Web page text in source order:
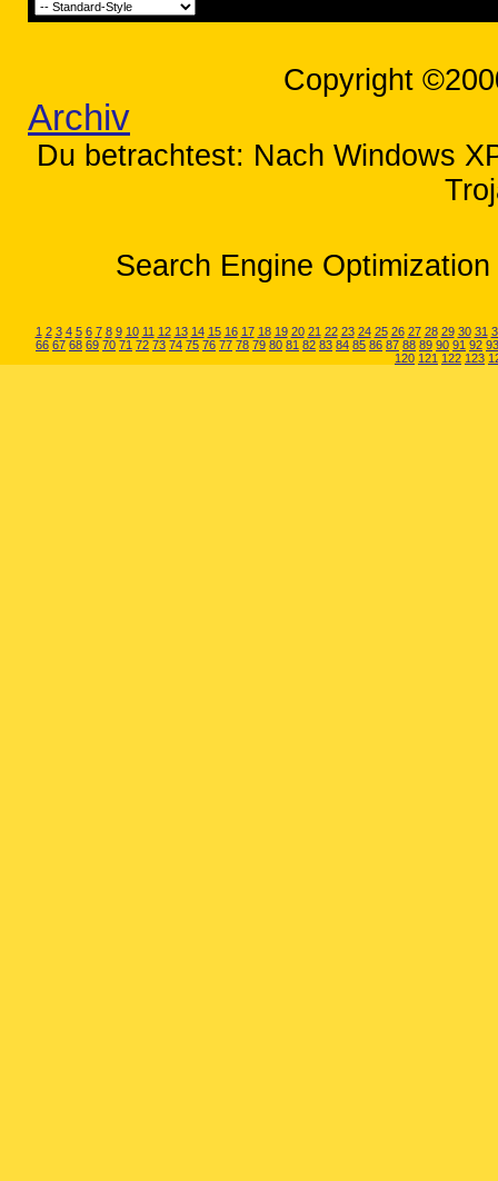
Copyright
Archiv
Du betrachtest: Nach Windows
Search Engine
1 2 3 4 5 6 7 8 9 10 11 12 13 14 15 16 17 18 19 20 21 22 23 24 25 26 27 28 29 30 31
66 67 68 69 70 71 72 73 74 75 76 77 78 79 80 81 82 83 84 85 86 87 88 89 90 91 92 93
120 121 122 123